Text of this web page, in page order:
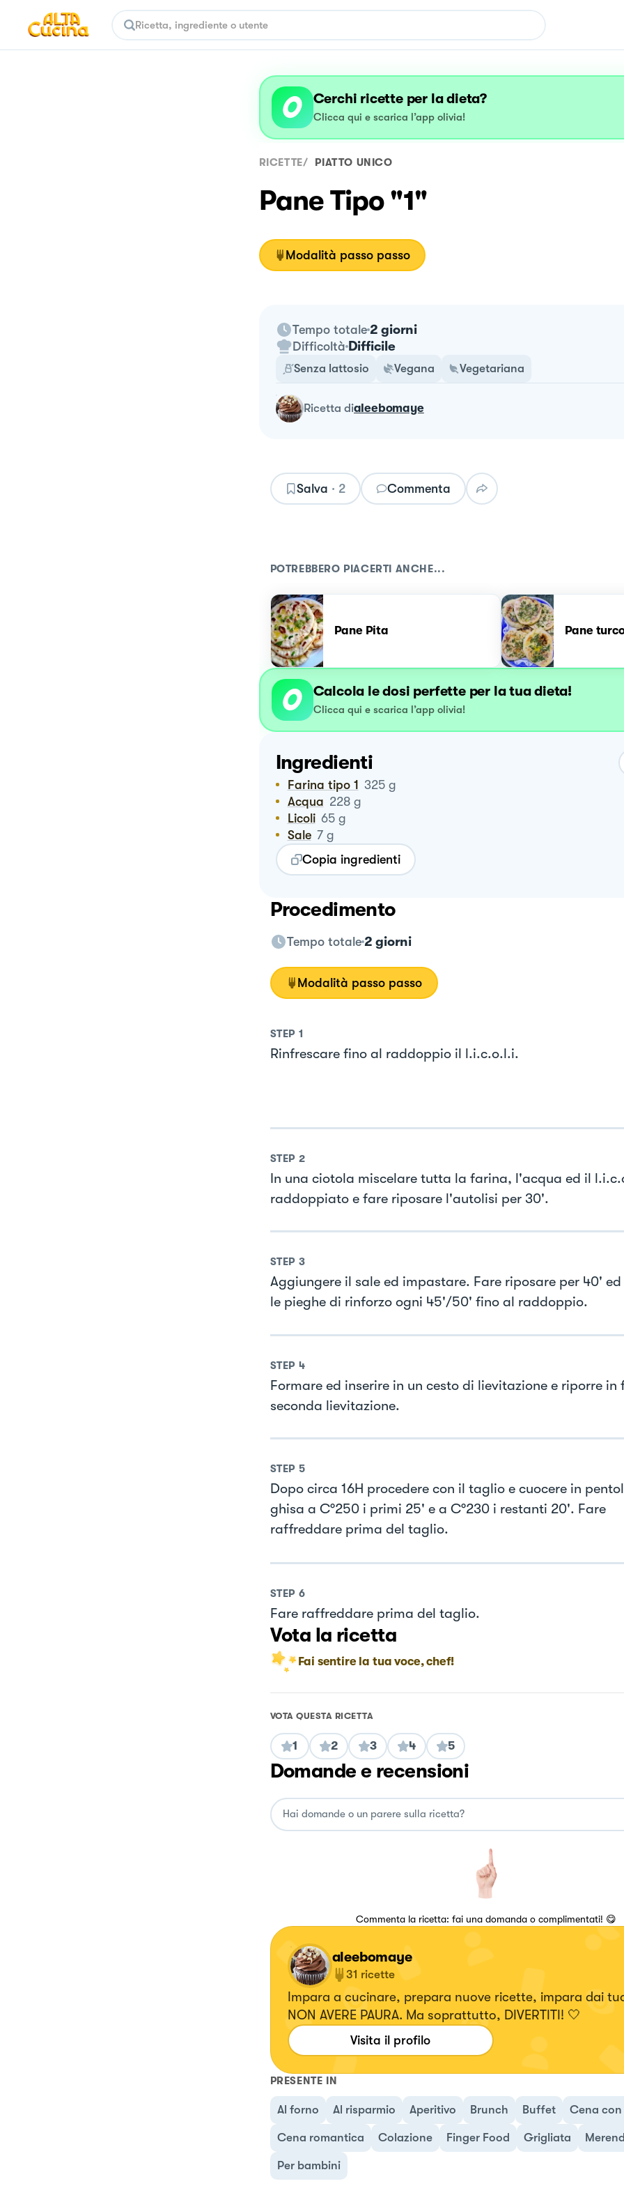
Cerchi ricette per la dieta?
Clicca qui e scarica l’app olivia!
RICETTE/ PIATTO UNICO
Pane Tipo "1"
Modalità passo passo
Tempo totale 2 giorni
Difficoltà Difficile
Senza lattosio Vegana Vegetariana
ricetta dialeebomaye
Salva · 2 Commenta
POTREBBERO PIACERTI ANCHE...
Pane Pita Pane
Calcola le dosi perfette per la tua dieta!
Clicca qui e scarica l’app olivia!
Ingredienti
Farina tipo 1 325 g
Acqua 228 g
Licoli 65 g
Sale 7 g
Copia ingredienti
Procedimento
Tempo totale 2 giorni
Modalità passo passo
STEP 1
Rinfrescare fino al raddoppio il l.i.c.o.l.i.
STEP 2
In una ciotola miscelare tutta la farina, l'acqua ed il
raddoppiato e fare riposare l'autolisi per 30'.
STEP 3
Aggiungere il sale ed impastare. Fare riposare per 40'
le pieghe di rinforzo ogni 45'/50' fino al raddoppio.
STEP 4
Formare ed inserire in un cesto di lievitazione e riporre in
seconda lievitazione.
STEP 5
Dopo circa 16H procedere con il taglio e cuocere in
ghisa a C°250 i primi 25' e a C°230 i restanti 20'. Fare
raffreddare prima del taglio.
STEP 6
Fare raffreddare prima del taglio.
Vota la ricetta
Fai sentire la tua voce, chef!
VOTA QUESTA RICETTA
1 2 3 4 5
Domande e recensioni
Commenta la ricetta: fai una domanda o complimentati! 😋
aleebomaye
31 ricette
Impara a cucinare, prepara nuove ricette, impara dai
NON AVERE PAURA. Ma soprattutto, DIVERTITI! 🤍
Visita il profilo
PRESENTE IN
Al forno Al risparmio Aperitivo Brunch Buffet Cena
Cena romantica Colazione Finger Food Grigliata
Per bambini